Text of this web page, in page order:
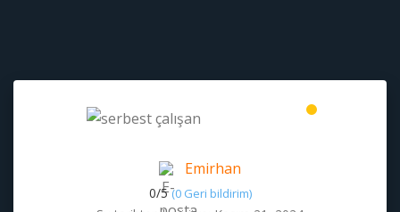
Emirhan
0/5 (0 Geri bildirim)